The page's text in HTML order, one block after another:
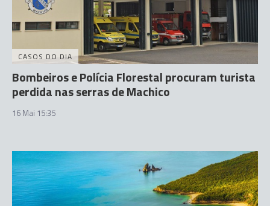
CASOS DO DIA
Bombeiros e Polícia Florestal procuram turista
perdida nas serras de Machico
16 Mai 15:35